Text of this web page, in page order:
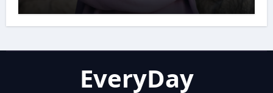
EveryDay